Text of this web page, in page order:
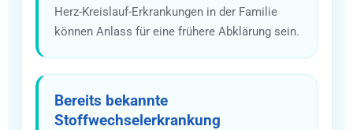
Herz-Kreislauf-Erkrankungen in der Familie
können Anlass für eine frühere Abklärung sein.
Bereits bekannte
Stoffwechselerkrankung